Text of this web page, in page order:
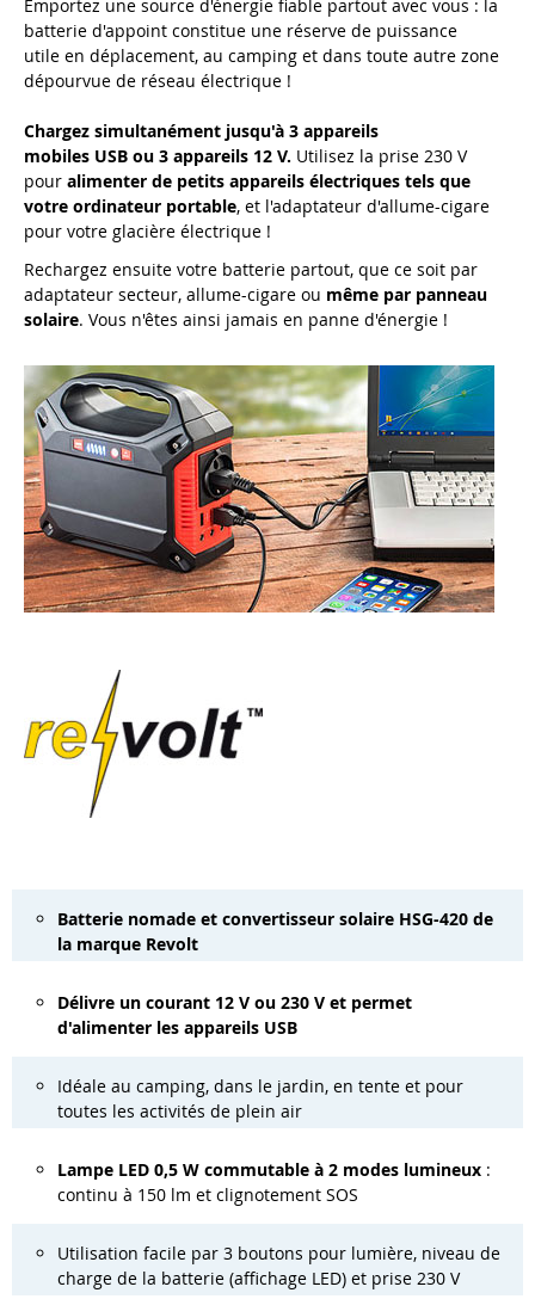
Emportez une source d'énergie fiable partout avec vous : la
batterie d'appoint constitue une réserve de puissance
utile en déplacement, au camping et dans toute autre zone
dépourvue de réseau électrique !
Chargez simultanément jusqu'à 3 appareils
mobiles USB ou 3 appareils 12 V. Utilisez la prise 230 V
pouralimenter de petits appareils électriques tels que
votre ordinateur portable, et l'adaptateur d'allume-cigare
pour votre glacière électrique !
Rechargez ensuite votre batterie partout, que ce soit par
adaptateur secteur, allume-cigare ou même par panneau
solaire. Vous n'êtes ainsi jamais en panne d'énergie !
Batterie nomade et convertisseur solaire HSG-420 de
la marque Revolt
Délivre un courant 12 V ou 230 V et permet
d'alimenter les appareils USB
Idéale au camping, dans le jardin, en tente et pour
toutes les activités de plein air
Lampe LED 0,5 W commutable à 2 modes lumineux :
continu à 150 lm et clignotement SOS
Utilisation facile par 3 boutons pour lumière, niveau de
charge de la batterie (affichage LED) et prise 230 V